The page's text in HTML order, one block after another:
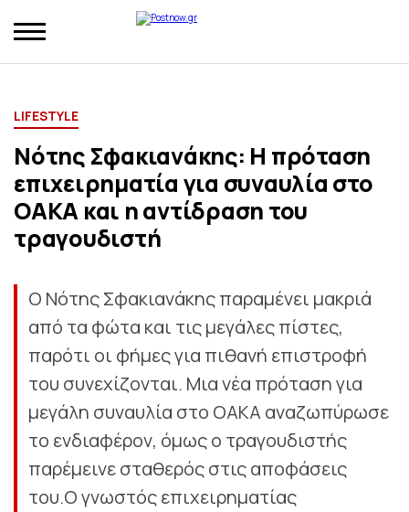
LIFESTYLE
Νότης Σφακιανάκης: Η πρόταση
επιχειρηματία για συναυλία στο
ΟΑΚΑ και η αντίδραση του
τραγουδιστή
Ο Νότης Σφακιανάκης παραμένει μακριά
από τα φώτα και τις μεγάλες πίστες,
παρότι οι φήμες για πιθανή επιστροφή
του συνεχίζονται. Μια νέα πρόταση για
μεγάλη συναυλία στο ΟΑΚΑ αναζωπύρωσε
το ενδιαφέρον, όμως ο τραγουδιστής
παρέμεινε σταθερός στις αποφάσεις
του.Ο γνωστός επιχειρηματίας